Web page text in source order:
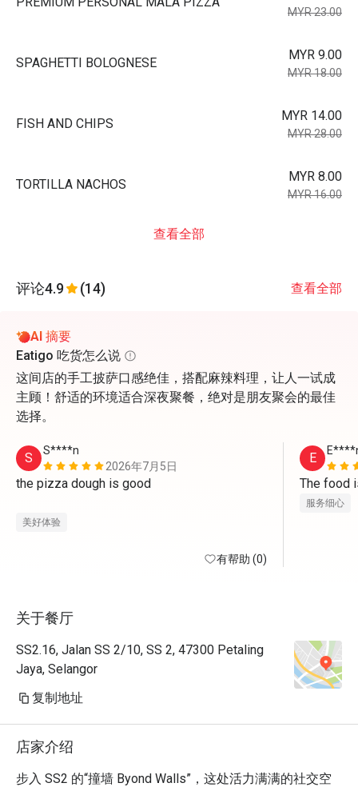
MYR 23.00
SPAGHETTI BOLOGNESE
MYR 9.00
MYR 18.00
FISH AND CHIPS
MYR 14.00
MYR 28.00
TORTILLA NACHOS
MYR 8.00
MYR 16.00
查看全部
评论4.9 (14) 查看全部
AI 摘要
Eatigo 吃货怎么说
这间店的手工披萨口感绝佳，搭配麻辣料理，让人一试成
主顾！舒适的环境适合深夜聚餐，绝对是朋友聚会的最佳
选择。
S
S****n
2026年7月5日
the pizza dough is good
美好体验
有帮助 (0)
E
The food
服务细心
关于餐厅
SS2.16, Jalan SS 2/10, SS 2, 47300 Petaling
Jaya, Selangor
复制地址
店家介绍
步入 SS2 的“撞墙 Byond Walls”，这处活力满满的社交空